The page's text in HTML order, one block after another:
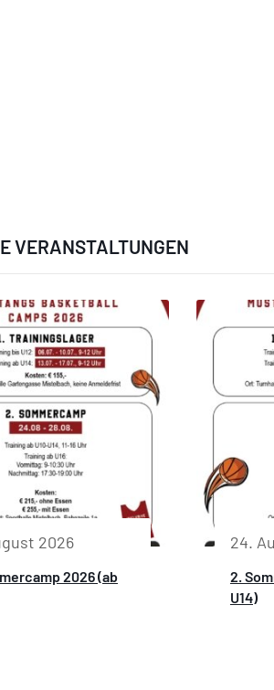
VERANSTALTUNGEN
2026
2026 (ab
24.
2.
U14)